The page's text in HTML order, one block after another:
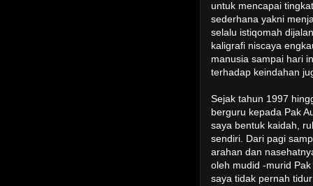
untuk mencapai
sederhana yakni
selalu istiqomah
kaligrafi niscaya
manusia sampai hari
terhadap keindahan
Sejak tahun 1997
berguru kepada Pak
saya bentuk kaidah,
sendiri. Dari pagi
arahan dan
oleh mudid -murid
saya tidak pernah